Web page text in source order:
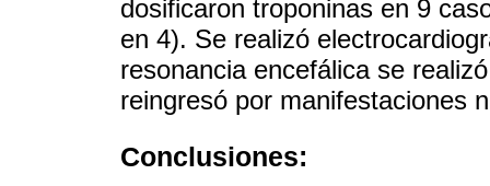
dosificaron troponinas en 9
en 4). Se realizó
resonancia encefálica se
reingresó por manifestaciones
Conclusiones: